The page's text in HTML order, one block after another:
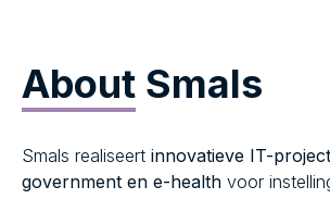
About Smals
Smals realiseert innovatieve IT-
government en e-health voor